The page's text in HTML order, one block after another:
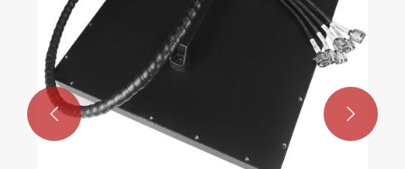
Universaali ratkaisu drone-signaalien
 